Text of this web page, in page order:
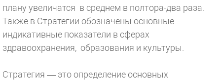
плану увеличатся в среднем в полтора-два раза.
Также в Стратегии обозначены основные
индикативные показатели в сферах
здравоохранения, образования и культуры.
Стратегия — это определение основных